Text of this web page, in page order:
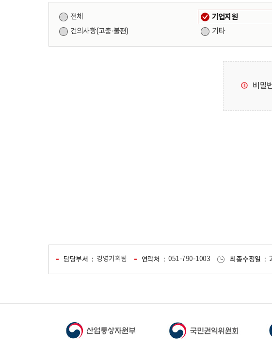
전체 기업지원
건의사항(고충·불편)
기타
비밀
담당부서 경영기획팀 연락처 051-790-1003 최종수정일